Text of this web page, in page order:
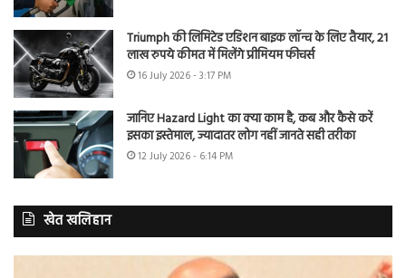
Triumph की लिमिटेड एडिशन बाइक लॉन्च के लिए तैयार, 21
लाख रुपये कीमत में मिलेंगे प्रीमियम फीचर्स
16 July 2026 - 3:17 PM
जानिए Hazard Light का क्या काम है, कब और कैसे करें
इसका इस्तेमाल, ज्यादातर लोग नहीं जानते सही तरीका
12 July 2026 - 6:14 PM
खेत खलिहान